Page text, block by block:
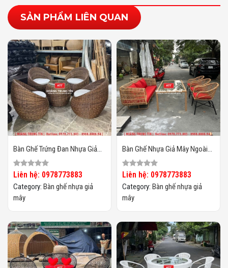
SẢN PHẨM LIÊN QUAN
Bàn Ghế Trứng Đan Nhựa Giả
Mây HTT25
Liên hệ: 0978773883
Category: Bàn ghế nhựa giả
mây
Bàn Ghế Nhựa Giả Mây Ngoài
Trời HTT134
Liên hệ: 0978773883
Category: Bàn ghế nhựa giả
mây